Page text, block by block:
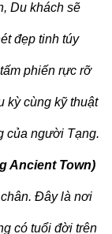
Du khách sẽ
đẹp tinh túy
phiến rực rỡ
kỳ cùng kỹ thuật
của người Tạng.
Ancient Town)
Đây là nơi
có tuổi đời trên